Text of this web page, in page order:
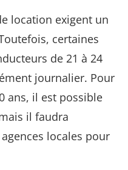
location exigent un
certaines
de 21 à 24
journalier. Pour
ans, il est possible
il faudra
locales pour